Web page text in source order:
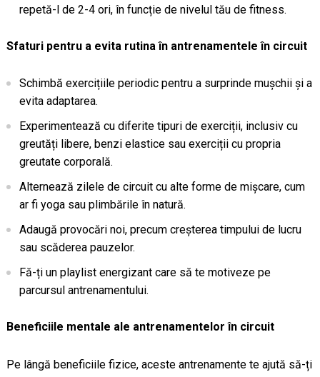
repetă-l de 2-4 ori, în funcție de nivelul tău de fitness.
Sfaturi pentru a evita rutina în antrenamentele în circuit
Schimbă exercițiile periodic pentru a surprinde mușchii și a
evita adaptarea.
Experimentează cu diferite tipuri de exerciții, inclusiv cu
greutăți libere, benzi elastice sau exerciții cu propria
greutate corporală.
Alternează zilele de circuit cu alte forme de mișcare, cum
ar fi yoga sau plimbările în natură.
Adaugă provocări noi, precum creșterea timpului de lucru
sau scăderea pauzelor.
Fă-ți un playlist energizant care să te motiveze pe
parcursul antrenamentului.
Beneficiile mentale ale antrenamentelor în circuit
Pe lângă beneficiile fizice, aceste antrenamente te ajută să-ți